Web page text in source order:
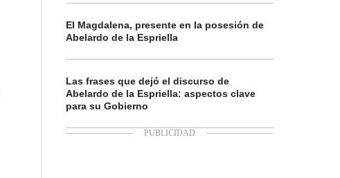
El Magdalena, presente en la posesión de
Abelardo de la Espriella
Las frases que dejó el discurso de
Abelardo de la Espriella: aspectos clave
para su Gobierno